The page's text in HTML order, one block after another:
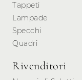
Tappeti
Lampade
Specchi
Quadri
Rivenditori